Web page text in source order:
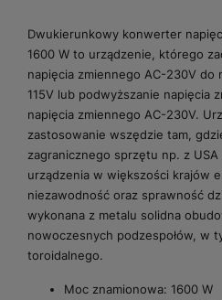
Dwukierunkowy konwerter
1600 W to urządzenie, którego
napięcia zmiennego AC-230V do
115V lub podwyższanie napięcia
napięcia zmiennego AC-230V.
zastosowanie wszędzie tam,
zagranicznego sprzętu np. z
urządzenia w większości krajów
niezawodność oraz sprawność
wykonana z metalu solidna
nowoczesnych podzespołów, w
toroidalnego.
Moc znamionowa: 1600 W